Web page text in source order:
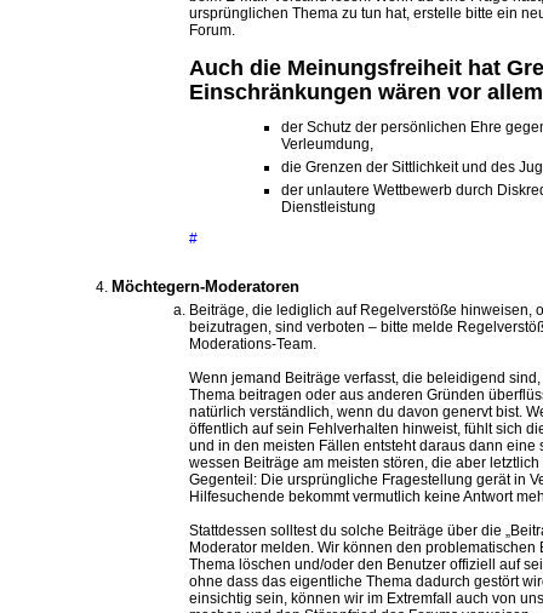
ursprünglichen Thema zu tun hat, erstelle bitte ein
Forum.
Auch die Meinungsfreiheit hat
Einschränkungen wären vor
der Schutz der persönlichen Ehre
Verleumdung,
die Grenzen der Sittlichkeit und des
der unlautere Wettbewerb durch
Dienstleistung
#
Möchtegern-Moderatoren
Beiträge, die lediglich auf Regelverstöße hinweisen,
beizutragen, sind verboten – bitte melde
Moderations-Team.
Wenn jemand Beiträge verfasst, die beleidigend
Thema beitragen oder aus anderen Gründen
natürlich verständlich, wenn du davon genervt bist.
öffentlich auf sein Fehlverhalten hinweist, fühlt sich
und in den meisten Fällen entsteht daraus dann eine
wessen Beiträge am meisten stören, die aber
Gegenteil: Die ursprüngliche Fragestellung gerät in
Hilfesuchende bekommt vermutlich keine Antwort
Stattdessen solltest du solche Beiträge über die
Moderator melden. Wir können den problematischen
Thema löschen und/oder den Benutzer offiziell auf
ohne dass das eigentliche Thema dadurch gestört
einsichtig sein, können wir im Extremfall auch von